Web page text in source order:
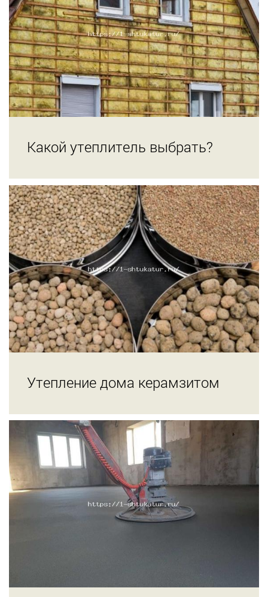
Какой утеплитель выбрать?
Утепление дома керамзитом